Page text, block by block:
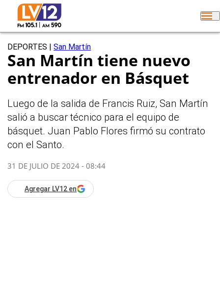
DEPORTES San Martín
San Martín tiene nuevo
entrenador en Básquet
Luego de la salida de Francis Ruiz, San Martín
salió a buscar técnico para el equipo de
básquet. Juan Pablo Flores firmó su contrato
con el Santo.
31 DE JULIO DE 2024 - 08:44
Agregar LV12 en